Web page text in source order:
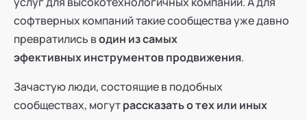
софтверных компаний такие сообщества уже давно
превратились водин из самых
эфективных инструментов продвижения.
Зачастую люди, состоящие в подобных
сообществах, могутрассказать о тех или иных